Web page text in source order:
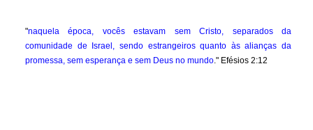
"naquela época, vocês estavam sem Cristo, separados da
comunidade de Israel, sendo estrangeiros quanto às alianças da
promessa, sem esperança e sem Deus no mundo." Efésios 2:12